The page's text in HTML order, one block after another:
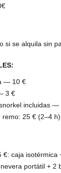
si se alquila sin
— 10 €
3 €
incluidas —
remo: 25 € (2–4
caja isotérmica
portátil + 2